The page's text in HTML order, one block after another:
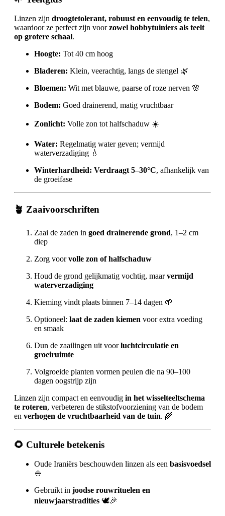
Linzen zijn droogtetolerant, robuust en eenvoudig te telen,
waardoor ze perfect zijn voorzowel hobbytuiniers als teelt
op grotere schaal.
Hoogte: Tot 40 cm hoog
Bladeren: Klein, veerachtig, langs de stengel 🌿
Bloemen: Wit met blauwe, paarse of roze nerven 🌸
Bodem: Goed drainerend, matig vruchtbaar
Zonlicht: Volle zon tot halfschaduw ☀️
Water: Regelmatig water geven; vermijd
waterverzadiging 💧
Winterhardheid: Verdraagt 5–30°C, afhankelijk van
de groeifase
🪴 Zaaivoorschriften
Zaai de zaden in goed drainerende grond, 1–2 cm
diep
Zorg voorvolle zon of halfschaduw
Houd de grond gelijkmatig vochtig, maarvermijd
waterverzadiging
Kieming vindt plaats binnen 7–14 dagen 🌱
Optioneel: laat de zaden kiemen voor extra voeding
en smaak
Dun de zaailingen uit voorluchtcirculatie en
groeiruimte
Volgroeide planten vormen peulen die na 90–100
dagen oogstrijp zijn
Linzen zijn compact en eenvoudig in het wisselteeltschema
te roteren, verbeteren de stikstofvoorziening van de bodem
en verhogen de vruchtbaarheid van de tuin. 🌾
🌻 Culturele betekenis
Oude Iraniërs beschouwden linzen als een basisvoedsel
🍚
Gebruikt in joodse rouwrituelen en
nieuwjaarstradities 🕊️🎉